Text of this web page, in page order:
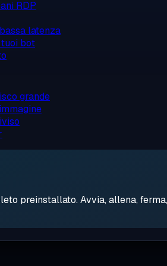
RDP
latenza
bot
grande
preinstallato. Avvia, allena,